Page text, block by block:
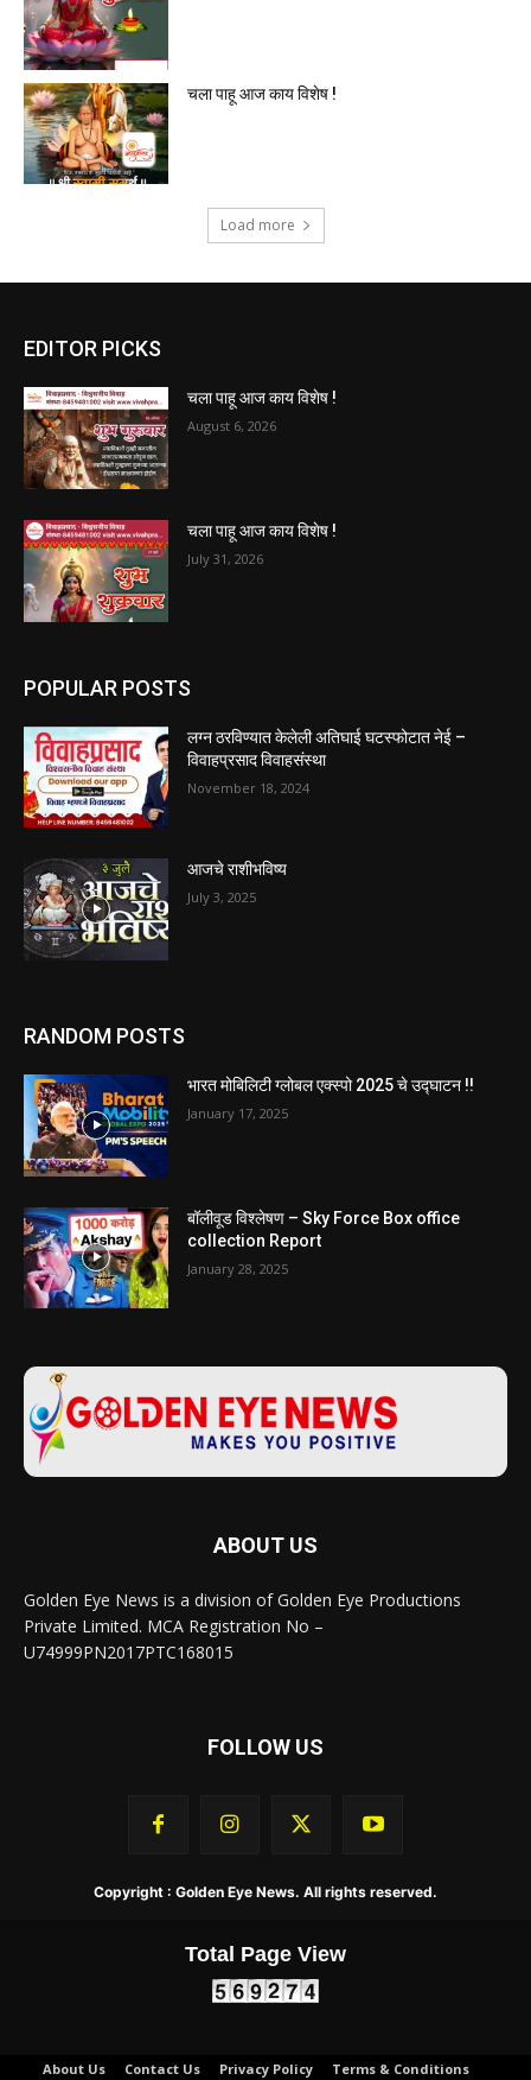
चला पाहू आज काय विशेष !
Load more
EDITOR PICKS
चला पाहू आज काय विशेष !
August 6, 2026
चला पाहू आज काय विशेष !
July 31, 2026
POPULAR POSTS
लग्न ठरविण्यात केलेली अतिघाई घटस्फोटात नेई –
विवाहप्रसाद विवाहसंस्था
November 18, 2024
आजचे राशीभविष्य
July 3, 2025
RANDOM POSTS
भारत मोबिलिटी ग्लोबल एक्स्पो 2025 चे उद्घाटन !!
January 17, 2025
बॉलीवूड विश्लेषण – Sky Force Box office
collection Report
January 28, 2025
ABOUT US
Golden Eye News is a division of Golden Eye Productions
Private Limited. MCA Registration No –
U74999PN2017PTC168015
FOLLOW US
Copyright : Golden Eye News. All rights reserved.
Total Page View
About Us Contact Us Privacy Policy Terms & Conditions